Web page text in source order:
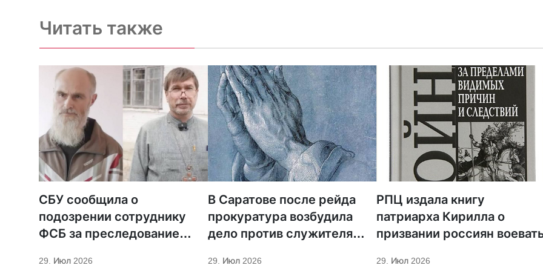
Читать также
СБУ сообщила о
подозрении сотруднику
ФСБ за преследование
29. Июл 2026
В Саратове после рейда
прокуратура возбудила
дело против служителя
29. Июл 2026
РПЦ издала книгу
патриарха Кирилла о
призвании россиян
29. Июл 2026